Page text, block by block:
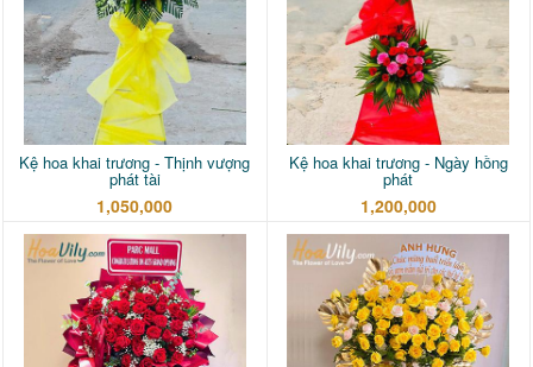
Kệ hoa khai trương - Thịnh vượng
phát tài
1,050,000
Kệ hoa khai trương - Ngày hồng
phát
1,200,000